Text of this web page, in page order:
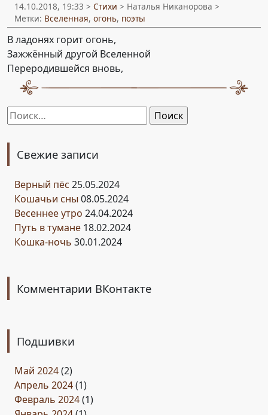
14.10.2018, 19:33 > Стихи > Наталья Никанорова >
Метки: Вселенная, огонь, поэты
В ладонях горит огонь,
Зажжённый другой Вселенной
Переродившейся вновь,
Найти:
Свежие записи
Верный пёс 25.05.2024
Кошачьи сны 08.05.2024
Весеннее утро 24.04.2024
Путь в тумане 18.02.2024
Кошка-ночь 30.01.2024
Комментарии ВКонтакте
Подшивки
Май 2024(2)
Апрель 2024(1)
Февраль 2024(1)